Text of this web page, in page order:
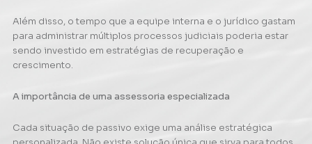
Além disso, o tempo que a equipe interna e o jurídico gastam
para administrar múltiplos processos judiciais poderia estar
sendo investido em estratégias de recuperação e
crescimento.
A importância de uma assessoria especializada
Cada situação de passivo exige uma análise estratégica